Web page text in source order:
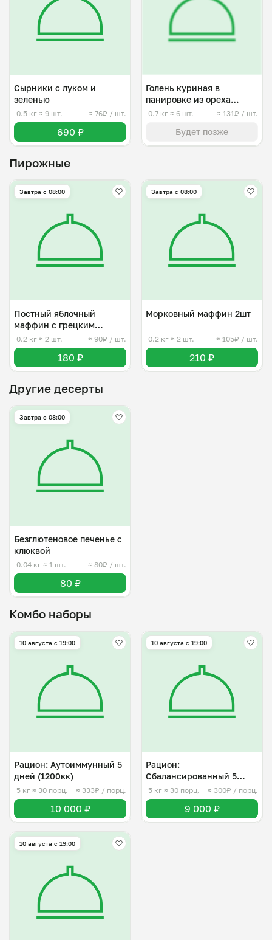
Сырники с луком и
зеленью
0.5 кг ≈ 9 шт. ≈ 76₽ / шт.
690 ₽
Голень куриная в
панировке из ореха
кешью
0.7 кг ≈ 6 шт. ≈ 131₽ / шт.
Будет позже
Пирожные
Завтра c 08:00
Постный яблочный
маффин с грецким
орехом 2 шт
0.2 кг ≈ 2 шт. ≈ 90₽ / шт.
180 ₽
Завтра c 08:00
Морковный маффин 2шт
0.2 кг ≈ 2 шт. ≈ 105₽ / шт.
210 ₽
Другие десерты
Завтра c 08:00
Безглютеновое печенье с
клюквой
0.04 кг ≈ 1 шт. ≈ 80₽ / шт.
80 ₽
Комбо наборы
10 августа с 19:00
Рацион: Аутоиммунный 5
дней (1200кк)
5 кг ≈ 30 порц. ≈ 333₽ / порц.
10 000 ₽
10 августа с 19:00
Рацион:
Сбалансированный 5
дней (1200кк)
5 кг ≈ 30 порц. ≈ 300₽ / порц.
9 000 ₽
10 августа с 19:00